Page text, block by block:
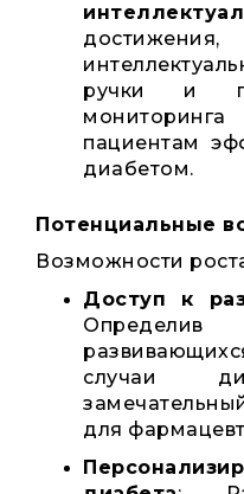
ручки и
пациентам
диабетом.
Потенциальные
Возможности
Доступ к
случаи
для